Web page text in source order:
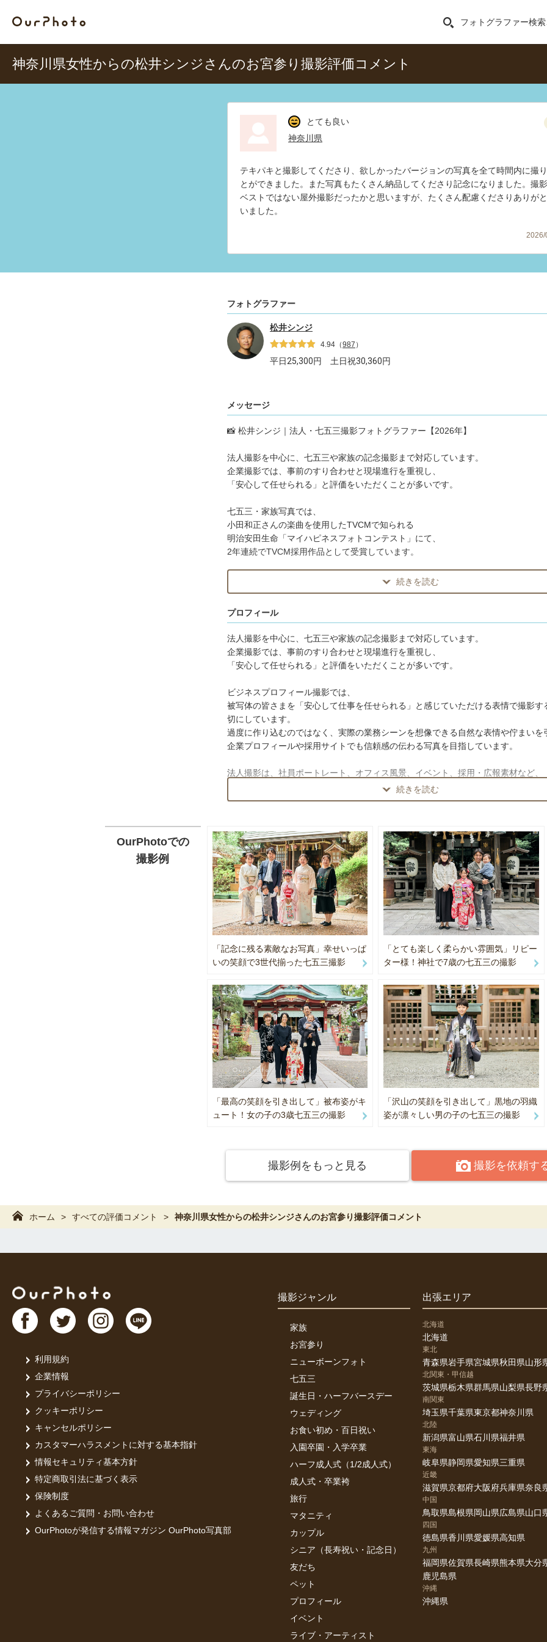
フォトグラファー検索
神奈川県女性からの松井シンジさんのお宮参り撮影評価コメント
とても良い
神奈川県
テキパキと撮影してくださり、欲しかったバージョンの写真を全て時間内に撮
とができました。また写真もたくさん納品してくださり記念になりました。撮
ベストではない屋外撮影だったかと思いますが、たくさん配慮くださりありが
いました。
2026/
フォトグラファー
松井シンジ
4.94 （987 ）
平日25,300円 土日祝30,360円
メッセージ
📸 松井シンジ｜法人・七五三撮影フォトグラファー【2026年】
法人撮影を中心に、七五三や家族の記念撮影まで対応しています。
企業撮影では、事前のすり合わせと現場進行を重視し、
「安心して任せられる」と評価をいただくことが多いです。
七五三・家族写真では、
小田和正さんの楽曲を使用したTVCMで知られる
明治安田生命「マイハピネスフォトコンテスト」にて、
2年連続でTVCM採用作品として受賞しています。
企業さまの撮影では、
**「現場を止めないこと」「関係者の負担を増やさないこと」**を大切にしています
法人撮影は、社員ポートレート、オフィス風景、イベント、採用・広報素材など、
撮影シーンが多岐にわたるケースが多いため、
必要に応じて 事前にWEB会議等での打ち合わせを行い、
撮影内容や進行を丁寧にすり合わせています。
当日の流れや優先順位を事前に共有することで、
限られた時間の中でも無理のない、スムーズな撮影進行が可能になります。
⸻
ビジネスプロフィール撮影では、
被写体の皆さまを「安心して仕事を任せられる」と感じていただける表情で撮影す
切にしています。
過度に作り込むのではなく、
実際の業務シーンを想像できる自然な表情や佇まいを引き出すことで、
企業プロフィールや採用サイトにおいても
信頼感の伝わる写真を目指しています。
⸻
ライティング技術だけでなく、
被写体とのコミュニケーションや現場の空気づくりについても学んできました。
撮影技術と同時に、
「どうすれば被写体が自然に振る舞えるか」
「どうすれば現場が円滑に進むか」
を常に意識し、
法人撮影・家族撮影を問わず
安心して任せていただける撮影を心がけています。
JAL、ANA、宝塚歌劇団、TOPPAN、大日本印刷、楽天カード、Mastercard、
ミサワホーム、ミツカン、すばる会計事務所、NOVAホールディングス 他多数
• 事前のすり合わせが丁寧で、安心して任せられる
👨‍👩‍👧‍👦 七五三・家族撮影
お子さまのペースを最優先にした撮影を行っています。
無理にポーズを取らせることはせず、
遊びや会話を交えながら、
自然な表情や、その日の空気感を大切に残します。
小田和正さんの楽曲を使用したTVCMで知られる
明治安田生命「マイハピネスフォトコンテスト」にて、
• 2021年 グランプリ受賞（TVCM採用作品）
• 2022年 銀賞受賞（TVCM採用作品）
という評価をいただいています。
つくり込みすぎない自然な瞬間を捉える表現が評価されており、
七五三や家族写真でも
「子どもが人見知りでも安心して撮影できた」
「当日の雰囲気がそのまま写真に残っていて嬉しい」
続きを読む
プロフィール
法人撮影を中心に、七五三や家族の記念撮影まで対応しています。
企業撮影では、事前のすり合わせと現場進行を重視し、
「安心して任せられる」と評価をいただくことが多いです。
ビジネスプロフィール撮影では、
被写体の皆さまを「安心して仕事を任せられる」と感じていただける表情で撮影す
切にしています。
過度に作り込むのではなく、実際の業務シーンを想像できる自然な表情や佇まいを
企業プロフィールや採用サイトでも信頼感の伝わる写真を目指しています。
法人撮影は、社員ポートレート、オフィス風景、イベント、採用・広報素材など、
撮影シーンが多岐にわたることが多いため、
必要に応じて事前にWEB会議等で打ち合わせを行い、
七五三や家族写真では、お子さまのペースを最優先に、
その日の空気感や自然な表情を大切にした撮影を行っています。
小田和正さんの楽曲を使用したTVCMで知られる
明治安田生命「マイハピネスフォトコンテスト」にて、
2021年グランプリ、2022年銀賞（いずれもTVCM採用作品）を受賞しています。
七五三撮影1000組以上、家族撮影500組以上、法人撮影1500件以上の実績を活かし
法人撮影・家族撮影を問わず、安心して任せていただける撮影を心がけています。
続きを読む
OurPhotoでの
撮影例
「記念に残る素敵なお写真」幸せいっぱ
いの笑顔で3世代揃った七五三撮影
「とても楽しく柔らかい雰囲気」リピー
ター様！神社で7歳の七五三の撮影
「最高の笑顔を引き出して」被布姿がキ
ュート！女の子の3歳七五三の撮影
「沢山の笑顔を引き出して」黒地の羽織
姿が凛々しい男の子の七五三の撮影
撮影例をもっと見る 撮影を依頼す
ホーム すべての評価コメント 神奈川県女性からの松井シンジさんのお宮参り撮影評価コメント
利用規約
企業情報
プライバシーポリシー
クッキーポリシー
キャンセルポリシー
カスタマーハラスメントに対する基本指針
情報セキュリティ基本方針
特定商取引法に基づく表示
保険制度
よくあるご質問・お問い合わせ
OurPhotoが発信する情報マガジン OurPhoto写真部
撮影ジャンル
家族
お宮参り
ニューボーンフォト
七五三
誕生日・ハーフバースデー
ウェディング
お食い初め・百日祝い
入園卒園・入学卒業
ハーフ成人式（1/2成人式）
成人式・卒業袴
旅行
マタニティ
カップル
シニア（長寿祝い・記念日）
友だち
ペット
プロフィール
イベント
ライブ・アーティスト
出張エリア
北海道
北海道
東北
青森県岩手県宮城県秋田県山形
北関東・甲信越
茨城県栃木県群馬県山梨県長野
南関東
埼玉県千葉県東京都神奈川県
北陸
新潟県富山県石川県福井県
東海
岐阜県静岡県愛知県三重県
近畿
滋賀県京都府大阪府兵庫県奈良
中国
鳥取県島根県岡山県広島県山口
四国
徳島県香川県愛媛県高知県
九州
福岡県佐賀県長崎県熊本県大分
鹿児島県
沖縄
沖縄県